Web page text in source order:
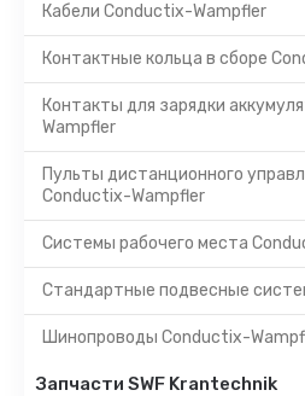
Кабели Conductix-Wampfler
Контактные кольца в сборе
Контакты для зарядки
Wampfler
Пульты дистанционного
Conductix-Wampfler
Системы рабочего места
Стандартные подвесные
Шинопроводы Conductix-
Запчасти SWF Krantechnik